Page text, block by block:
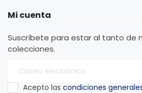
Mi cuenta
Suscríbete para estar al tanto de
colecciones.
Acepto las condiciones